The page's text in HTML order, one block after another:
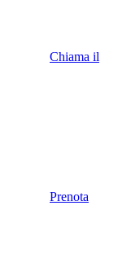
Chiama il
Prenota